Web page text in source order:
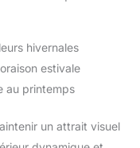
hivernales
estivale
au printemps
un attrait visuel